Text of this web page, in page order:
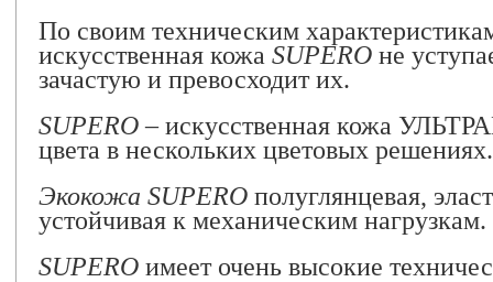
По своим техническим
искусственная кожа SUPERO не
зачастую и превосходит их.
SUPERO– искусственная кожа
цвета в нескольких цветовых решениях.
Экокожа SUPERO полуглянцевая,
устойчивая к механическим нагрузкам.
SUPERO имеет очень высокие